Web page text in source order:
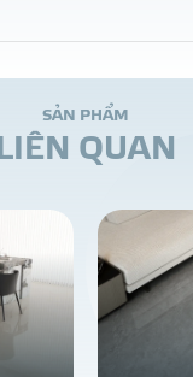
SẢN PHẨM
IÊN QUAN